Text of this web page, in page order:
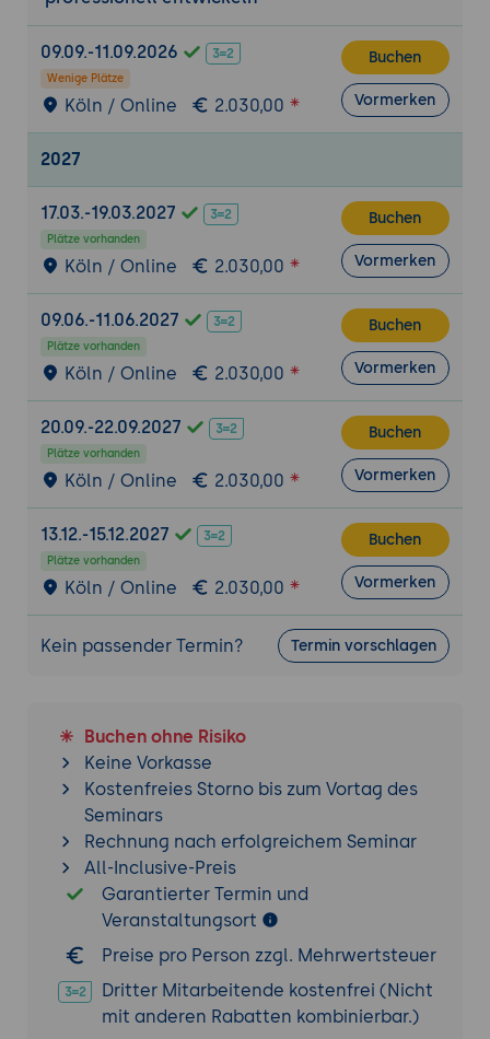
realistischer Szenarien
09.09.-11.09.2026
Wenige Plätze
Köln / Online 2.030,00
Buchen
Vormerken
2027
17.03.-19.03.2027
Plätze vorhanden
Köln / Online 2.030,00
Buchen
Vormerken
09.06.-11.06.2027
Plätze vorhanden
Köln / Online 2.030,00
Buchen
Vormerken
20.09.-22.09.2027
Plätze vorhanden
Köln / Online 2.030,00
Buchen
Vormerken
13.12.-15.12.2027
Plätze vorhanden
Köln / Online 2.030,00
Buchen
Vormerken
Kein passender Termin? Termin vorschlagen
Buchen ohne Risiko
Keine Vorkasse
Kostenfreies Storno bis zum Vortag des
Seminars
Rechnung nach erfolgreichem Seminar
All-Inclusive-Preis
Garantierter Termin und
Veranstaltungsort
Preise pro Person zzgl. Mehrwertsteuer
Dritter Mitarbeitende kostenfrei (Nicht
mit anderen Rabatten kombinierbar.)